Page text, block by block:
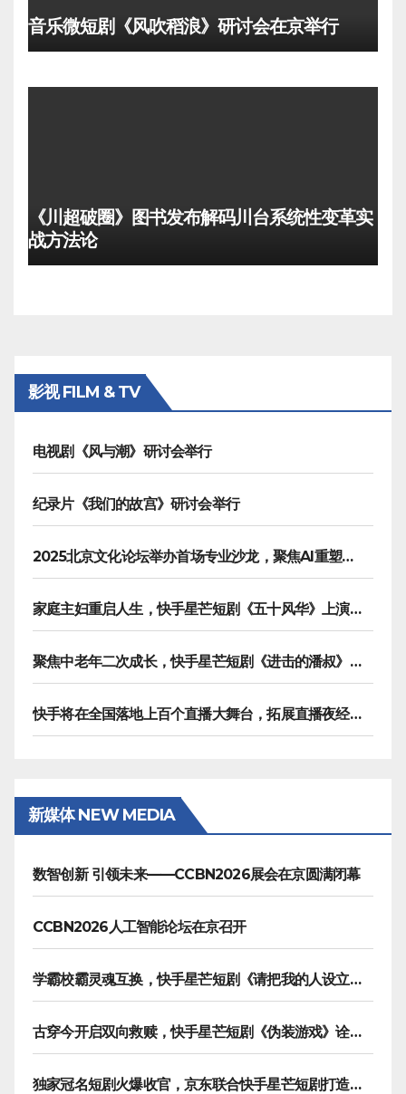
音乐微短剧《风吹稻浪》研讨会在京举行
《川超破圈》图书发布解码川台系统性变革实
战方法论
影视 FILM & TV
电视剧《风与潮》研讨会举行
纪录片《我们的故宫》研讨会举行
2025北京文化论坛举办首场专业沙龙，聚焦AI重塑内容生产
家庭主妇重启人生，快手星芒短剧《五十风华》上演中年大女主逆袭
聚焦中老年二次成长，快手星芒短剧《进击的潘叔》诠释银发力量
快手将在全国落地上百个直播大舞台，拓展直播夜经济生态
新媒体 NEW MEDIA
数智创新 引领未来——CCBN2026展会在京圆满闭幕
CCBN2026人工智能论坛在京召开
学霸校霸灵魂互换，快手星芒短剧《请把我的人设立住》笑泪齐飞
古穿今开启双向救赎，快手星芒短剧《伪装游戏》诠释热血青春友谊
独家冠名短剧火爆收官，京东联合快手星芒短剧打造双11营销范本